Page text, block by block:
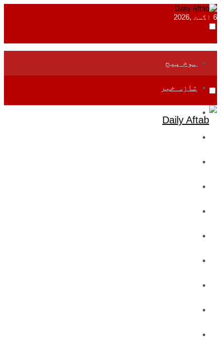
6 اگست ,2026
ہوم پیج
تازہ خبر